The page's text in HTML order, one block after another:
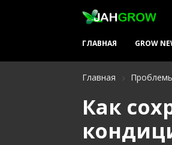
ГЛАВНАЯ GROW
Главная
Как